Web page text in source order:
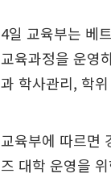
4일 교육부는 베
교육과정을 운영
과 학사관리, 학
교육부에 따르면
즈 대학 운영을